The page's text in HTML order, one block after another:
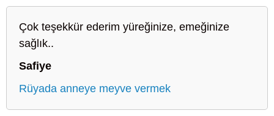
Çok teşekkür ederim yüreğinize, emeğinize
sağlık..
Safiye
Rüyada anneye meyve vermek